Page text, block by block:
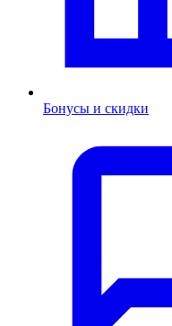
Бонусы и скидки